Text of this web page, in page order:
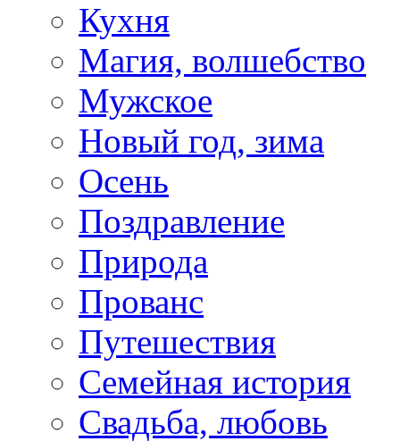
Кухня
Магия, волшебство
Мужское
Новый год, зима
Осень
Поздравление
Природа
Прованс
Путешествия
Семейная история
Свадьба, любовь